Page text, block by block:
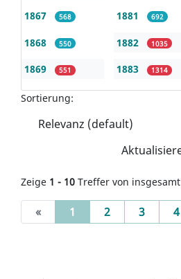
1867 568
1868 550
1869 551
1881 692
1882 1035
1883 1314
Sortierung:
Zeige 1 - 10 Treffer von insgesamt
« 1 (current)
2 3 4